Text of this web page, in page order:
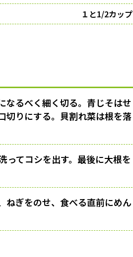
１と1/2カップ
なるべく細く切る。青じそはせ
切りにする。貝割れ菜は根を落
ってコシを出す。最後に大根を
ねぎをのせ、食べる直前にめん